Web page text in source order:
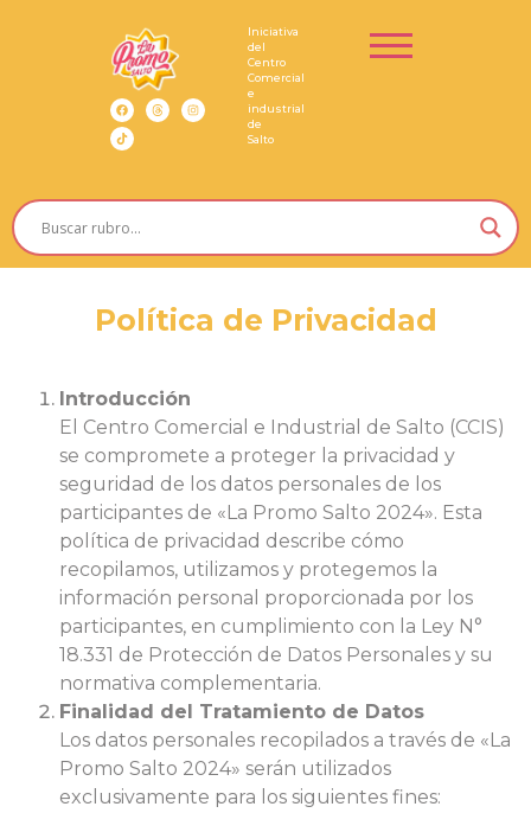
Iniciativa
del
Centro
Comercial
e
industrial
de
Salto
Política de Privacidad
Introducción
El Centro Comercial e Industrial de Salto (CCIS)
se compromete a proteger la privacidad y
seguridad de los datos personales de los
participantes de «La Promo Salto 2024». Esta
política de privacidad describe cómo
recopilamos, utilizamos y protegemos la
información personal proporcionada por los
participantes, en cumplimiento con la Ley N°
18.331 de Protección de Datos Personales y su
normativa complementaria.
Finalidad del Tratamiento de Datos
Los datos personales recopilados a través de «La
Promo Salto 2024» serán utilizados
exclusivamente para los siguientes fines: